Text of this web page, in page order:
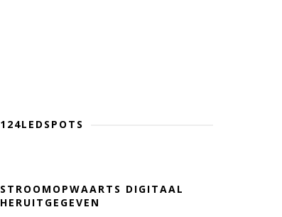
124LEDSPOTS
STROOMOPWAARTS DIGITAAL
HERUITGEGEVEN